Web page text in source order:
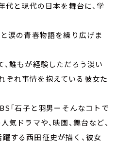
と現代の日本を舞台に、学
涙の青春物語を繰り広げま
誰もが経験しただろう淡い
ぞれ事情を抱えている彼女た
「石子と羽男ーそんなコトで
気ドラマや、映画、舞台など、
する西田征史が描く、彼女